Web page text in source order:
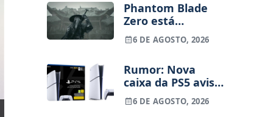
Phantom Blade
Zero está
terminado, pré-
vendas começam
semana
6 DE AGOSTO, 2026
Rumor: Nova
caixa da PS5 avisa
que os jogos
físicos acabam em
6 DE AGOSTO, 2026